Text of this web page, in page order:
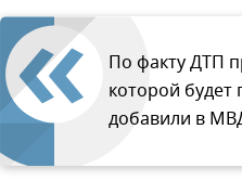
По факту ДТП
которой
добавили в